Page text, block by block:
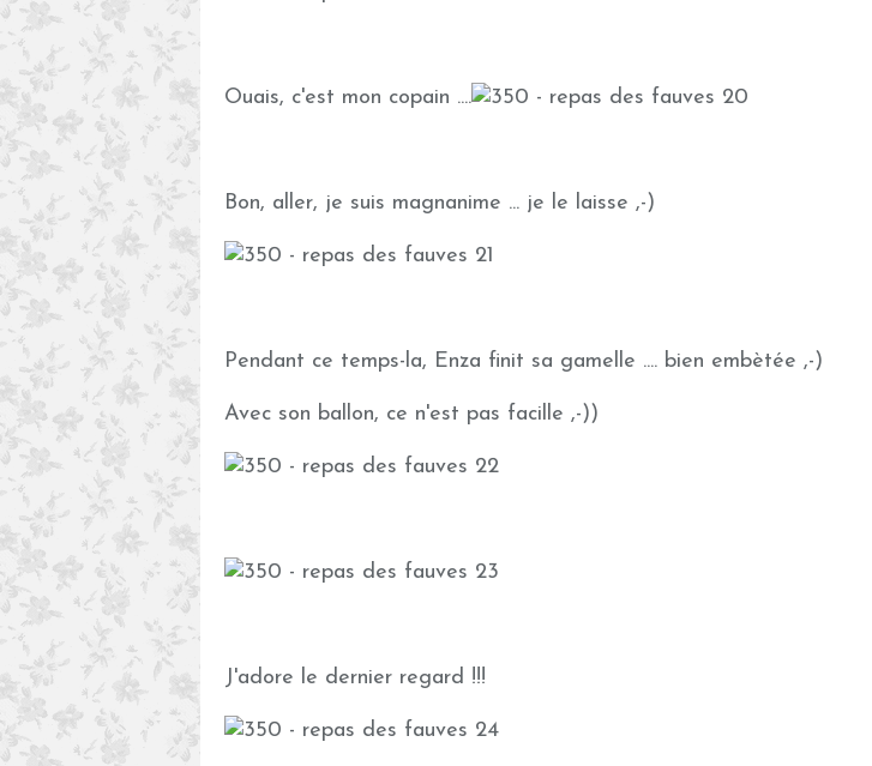
Ouais, c'est mon copain ....
Bon, aller, je suis magnanime ... je le laisse ,-)
Pendant ce temps-la, Enza finit sa gamelle .... bien embètée ,-)
Avec son ballon, ce n'est pas facille ,-))
J'adore le dernier regard !!!